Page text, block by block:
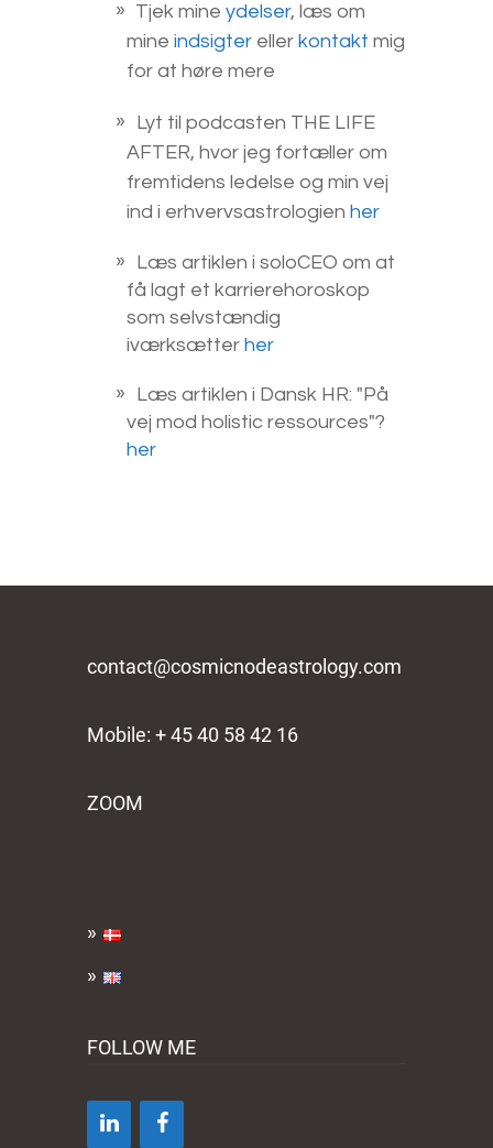
Tjek mine ydelser, læs om
mine indsigter eller kontakt mig
for at høre mere
Lyt til podcasten THE LIFE
AFTER, hvor jeg fortæller om
fremtidens ledelse og min vej
ind i erhvervsastrologien her
Læs artiklen i soloCEO om at
få lagt et karrierehoroskop
som selvstændig
iværksætter her
Læs artiklen i Dansk HR: "På
vej mod holistic ressources"?
her
contact@cosmicnodeastrology.com
Mobile: + 45 40 58 42 16
ZOOM
FOLLOW ME